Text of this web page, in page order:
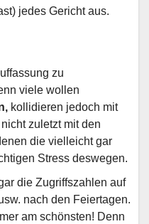
jedes Gericht aus.
zu
viele wollen
kollidieren jedoch mit
zuletzt mit den
die vielleicht gar
Stress deswegen.
die Zugriffszahlen auf
nach den Feiertagen.
am schönsten! Denn